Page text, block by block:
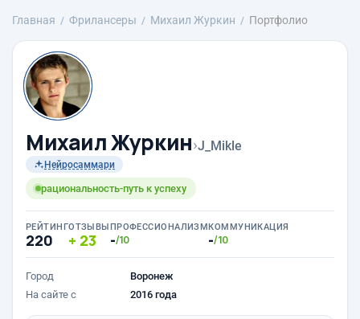
Главная Фрилансеры Михаил Журкин Портфолио
Михаил Журкин›J_Mikle
Нейросаммари
рациональность-путь к успеху
РЕЙТИНГ
220
ОТЗЫВЫ
23
ПРОФЕССИОНАЛИЗМ
-/10
КОММУНИКАЦИЯ
-/10
Город
Воронеж
На сайте с
2016 года